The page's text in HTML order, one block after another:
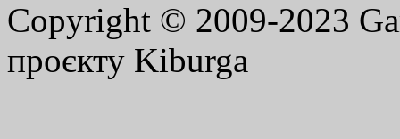
Copyright © 2009-2023
проєкту Kiburga